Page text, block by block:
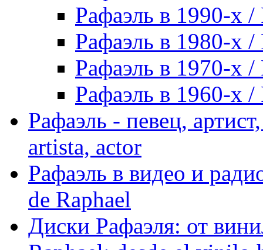
Рафаэль в 1990-х /
Рафаэль в 1980-х /
Рафаэль в 1970-х /
Рафаэль в 1960-х /
Рафаэль - певец,
artista, actor
Рафаэль в видео и
de Raphael
Диски Рафаэля: от